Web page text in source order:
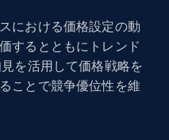
今すぐ始める
における価格設定の動
するとともにトレンド
を活用して価格戦略を
ことで競争優位性を維